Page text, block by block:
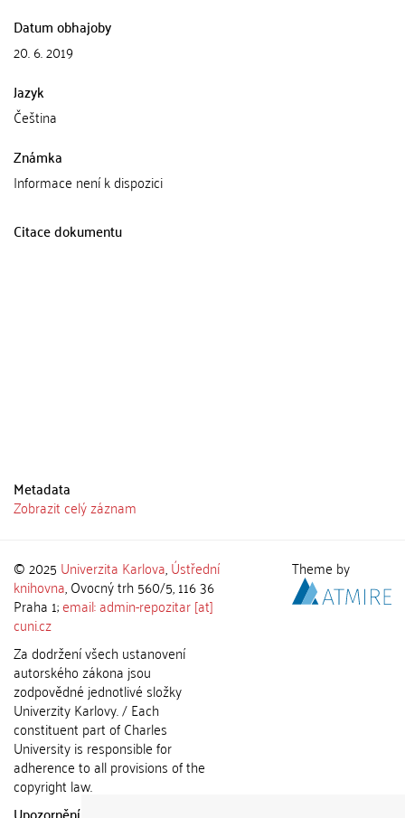
Datum obhajoby
20. 6. 2019
Jazyk
Čeština
Známka
Informace není k dispozici
Citace dokumentu
Metadata
Zobrazit celý záznam
© 2025 Univerzita Karlova,Ústřední
knihovna, Ovocný trh 560/5, 116 36
Praha 1;email: admin-repozitar [at]
cuni.cz
Za dodržení všech ustanovení
autorského zákona jsou
zodpovědné jednotlivé složky
Univerzity Karlovy. / Each
constituent part of Charles
University is responsible for
adherence to all provisions of the
copyright law.
Theme by